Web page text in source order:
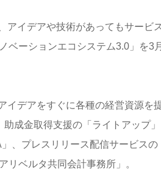
イデアや技術があってもサービ
ベーションエコシステム3.0」を3
デアをすぐに各種の経営資源を
成金取得支援の「ライトアップ
、プレスリリース配信サービスの
リベルタ共同会計事務所」。